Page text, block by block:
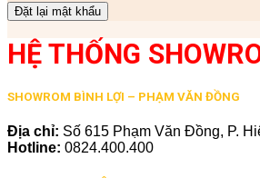
Đặt lại mật khẩu
HỆ THỐNG
SHOWROM BÌNH LỢI – PHẠM VĂN ĐỒNG
Địa chỉ: Số 615 Phạm Văn Đồng, P.
Hotline: 0824.400.400